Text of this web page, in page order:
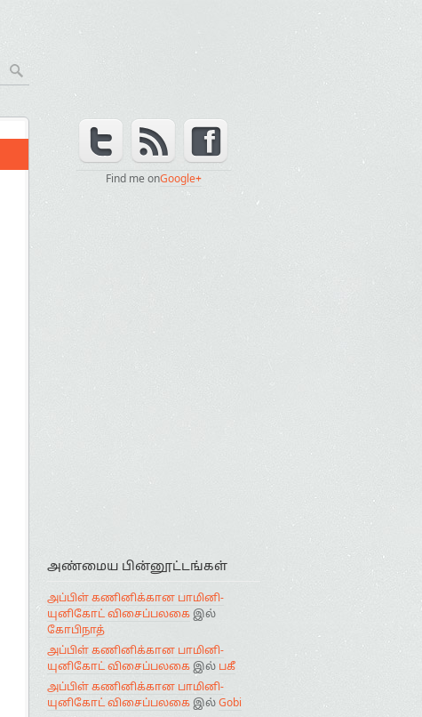
Find me onGoogle+
அண்மைய பின்னூட்டங்கள்
அப்பிள் கணினிக்கான பாமினி-
யுனிகோட் விசைப்பலகை இல்
கோபிநாத்
அப்பிள் கணினிக்கான பாமினி-
யுனிகோட் விசைப்பலகை இல் பகீ
அப்பிள் கணினிக்கான பாமினி-
யுனிகோட் விசைப்பலகை இல் Gobi